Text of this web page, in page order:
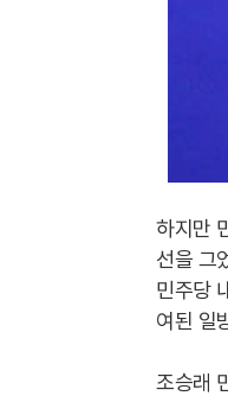
하지만
선을 그
민주당
여된 일
조승래